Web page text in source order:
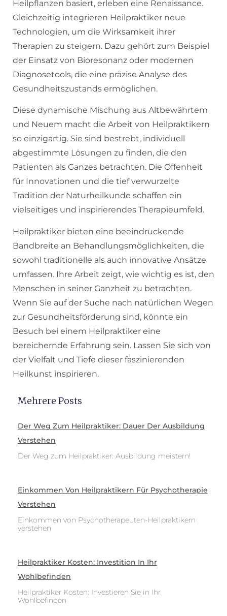
Heilpflanzen basiert, erleben eine Renaissance.
Gleichzeitig integrieren Heilpraktiker neue
Technologien, um die Wirksamkeit ihrer
Therapien zu steigern. Dazu gehört zum Beispiel
der Einsatz von Bioresonanz oder modernen
Diagnosetools, die eine präzise Analyse des
Gesundheitszustands ermöglichen.
Diese dynamische Mischung aus Altbewährtem
und Neuem macht die Arbeit von Heilpraktikern
so einzigartig. Sie sind bestrebt, individuell
abgestimmte Lösungen zu finden, die den
Patienten als Ganzes betrachten. Die Offenheit
für Innovationen und die tief verwurzelte
Tradition der Naturheilkunde schaffen ein
vielseitiges und inspirierendes Therapieumfeld.
Heilpraktiker bieten eine beeindruckende
Bandbreite an Behandlungsmöglichkeiten, die
sowohl traditionelle als auch innovative Ansätze
umfassen. Ihre Arbeit zeigt, wie wichtig es ist, den
Menschen in seiner Ganzheit zu betrachten.
Wenn Sie auf der Suche nach natürlichen Wegen
zur Gesundheitsförderung sind, könnte ein
Besuch bei einem Heilpraktiker eine
bereichernde Erfahrung sein. Lassen Sie sich von
der Vielfalt und Tiefe dieser faszinierenden
Heilkunst inspirieren.
Mehrere Posts
Der Weg Zum Heilpraktiker: Dauer Der Ausbildung
Verstehen
Der Weg zum Heilpraktiker: Ausbildung meistern!
Einkommen Von Heilpraktikern Für Psychotherapie
Verstehen
Einkommen von Psychotherapeuten-Heilpraktikern
verstehen
Heilpraktiker Kosten: Investition In Ihr
Wohlbefinden
Heilpraktiker Kosten: Investieren Sie in Ihr
Wohlbefinden